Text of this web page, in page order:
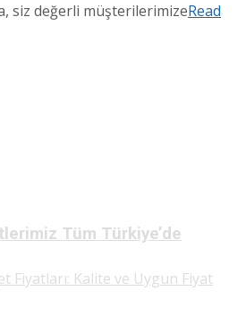
siz değerli müşterilerimizeRead
Tüm Türkiye’de
Fiyatları: Kalite ve Uygun Fiyat